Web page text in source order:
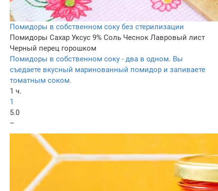
Помидоры в собственном соку без стерилизации
Помидоры Сахар Уксус 9% Соль Чеснок Лавровый лист
Черный перец горошком
Помидоры в собственном соку - два в одном. Вы
съедаете вкусный маринованный помидор и запиваете
томатным соком.
1 ч.
1
5.0
–